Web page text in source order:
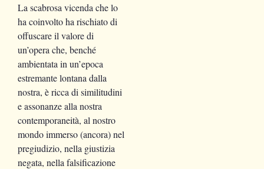
La scabrosa vicenda che lo
ha coinvolto ha rischiato di
offuscare il valore di
un’opera che, benché
ambientata in un’epoca
estremante lontana dalla
nostra, è ricca di similitudini
e assonanze alla nostra
contemporaneità, al nostro
mondo immerso (ancora) nel
pregiudizio, nella giustizia
negata, nella falsificazione